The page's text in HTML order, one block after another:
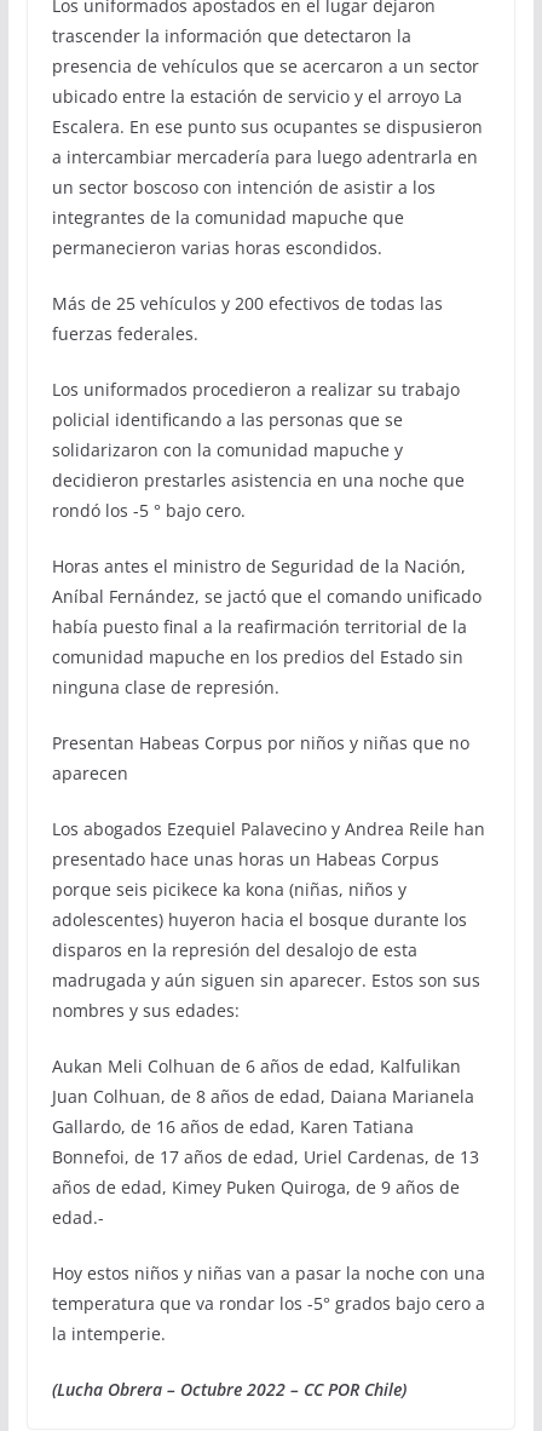
Los uniformados apostados en el lugar dejaron
trascender la información que detectaron la
presencia de vehículos que se acercaron a un sector
ubicado entre la estación de servicio y el arroyo La
Escalera. En ese punto sus ocupantes se dispusieron
a intercambiar mercadería para luego adentrarla en
un sector boscoso con intención de asistir a los
integrantes de la comunidad mapuche que
permanecieron varias horas escondidos.
Más de 25 vehículos y 200 efectivos de todas las
fuerzas federales.
Los uniformados procedieron a realizar su trabajo
policial identificando a las personas que se
solidarizaron con la comunidad mapuche y
decidieron prestarles asistencia en una noche que
rondó los -5 ° bajo cero.
Horas antes el ministro de Seguridad de la Nación,
Aníbal Fernández, se jactó que el comando unificado
había puesto final a la reafirmación territorial de la
comunidad mapuche en los predios del Estado sin
ninguna clase de represión.
Presentan Habeas Corpus por niños y niñas que no
aparecen
Los abogados Ezequiel Palavecino y Andrea Reile han
presentado hace unas horas un Habeas Corpus
porque seis picikece ka kona (niñas, niños y
adolescentes) huyeron hacia el bosque durante los
disparos en la represión del desalojo de esta
madrugada y aún siguen sin aparecer. Estos son sus
nombres y sus edades:
Aukan Meli Colhuan de 6 años de edad, Kalfulikan
Juan Colhuan, de 8 años de edad, Daiana Marianela
Gallardo, de 16 años de edad, Karen Tatiana
Bonnefoi, de 17 años de edad, Uriel Cardenas, de 13
años de edad, Kimey Puken Quiroga, de 9 años de
edad.-
Hoy estos niños y niñas van a pasar la noche con una
temperatura que va rondar los -5° grados bajo cero a
la intemperie.
(Lucha Obrera – Octubre 2022 – CC POR Chile)